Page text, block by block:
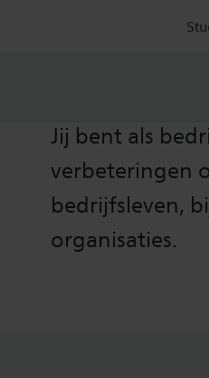
Jouw
​Jij bent als
verbeteringen
bedrijfsleven,
organisaties.